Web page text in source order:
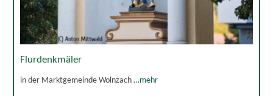
Flurdenkmäler
in der Marktgemeinde Wolnzach …mehr